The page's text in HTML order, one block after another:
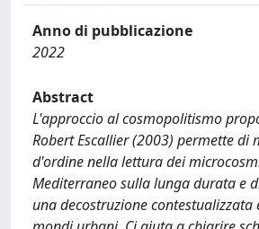
Anno di pubblicazione
2022
Abstract
L'approccio al cosmopolitismo
Robert Escallier (2003) permette di
d'ordine nella lettura dei
Mediterraneo sulla lunga durata e
una decostruzione contestualizzata